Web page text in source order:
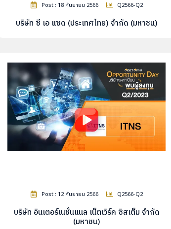
Post : 18 กันยายน 2566 Q2566-Q2
บริษัท ซี เอ แซด (ประเทศไทย) จำกัด (มหาชน)
Post : 12 กันยายน 2566 Q2566-Q2
บริษัท อินเตอร์เนชั่นแนล เน็ตเวิร์ค ซิสเต็ม จำกัด
(มหาชน)